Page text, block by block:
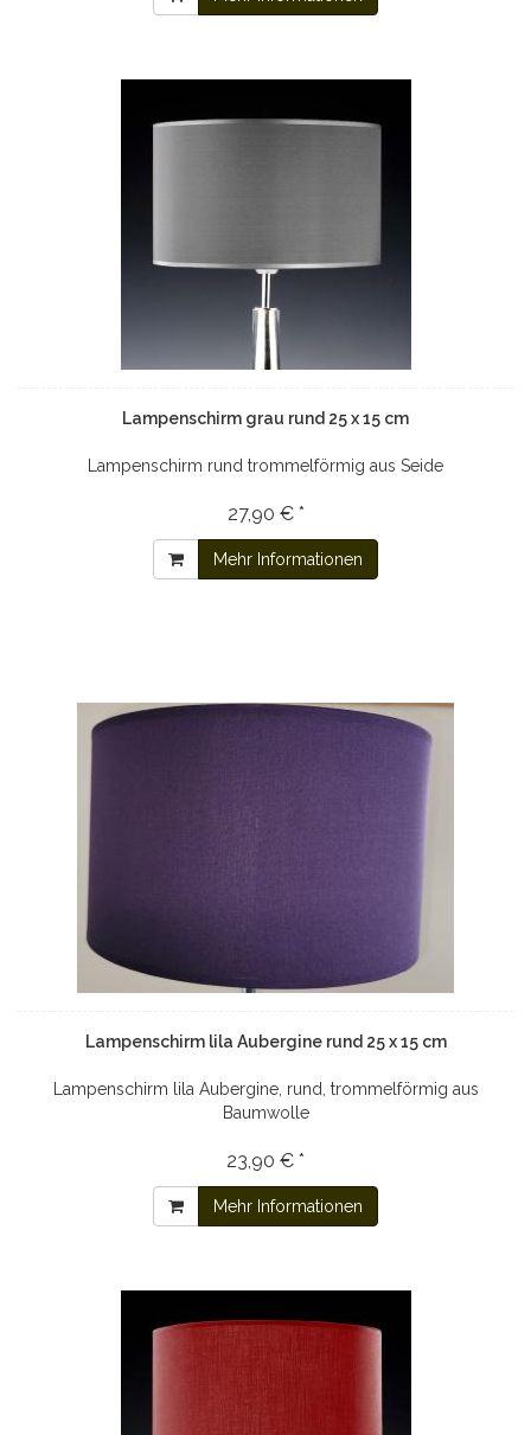
Lampenschirm grau rund 25 x 15 cm
Lampenschirm rund trommelförmig aus Seide
27,90 € *
Mehr Informationen
Lampenschirm lila Aubergine rund 25 x 15 cm
Lampenschirm lila Aubergine, rund, trommelförmig aus
Baumwolle
23,90 € *
Mehr Informationen